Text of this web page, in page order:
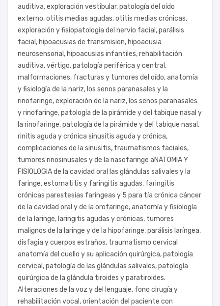
auditiva, exploración vestibular, patología del oído
externo, otitis medias agudas, otitis medias crónicas,
exploración y fisiopatologia del nervio facial, parálisis
facial, hipoacusias de transmision, hipoacusia
neurosensorial, hipoacusias infantiles, rehabilitación
auditiva, vértigo, patología periférica y central,
malformaciones, fracturas y tumores del oído, anatomía
y fisiología de la nariz, los senos paranasales y la
rinofaringe, exploración de la nariz, los senos paranasales
y rinofaringe, patología de la pirámide y del tabique nasal y
la rinofaringe, patología de la pirámide y del tabique nasal,
rinitis aguda y crónica sinusitis aguda y crónica,
complicaciones de la sinusitis, traumatismos faciales,
tumores rinosinusales y de la nasofaringe aNATOMIA Y
FISIOLOGIA de la cavidad oral las glándulas salivales y la
faringe, estomatitis y faringitis agudas, faringitis
crónicas parestesias faringeas y 5 para tía crónica cáncer
de la cavidad oral y de la orofaringe, anatomía y fisiología
de la laringe, laringitis agudas y crónicas, tumores
malignos de la laringe y de la hipofaringe, parálisis laríngea,
disfagia y cuerpos estraños, traumatismo cervical
anatomía del cuello y su aplicación quirúrgica, patología
cervical, patología de las glándulas salivales, patología
quirúrgica de la glándula tiroides y paratiroides.
Alteraciones de la voz y del lenguaje, fono cirugía y
rehabilitación vocal, orientación del paciente con